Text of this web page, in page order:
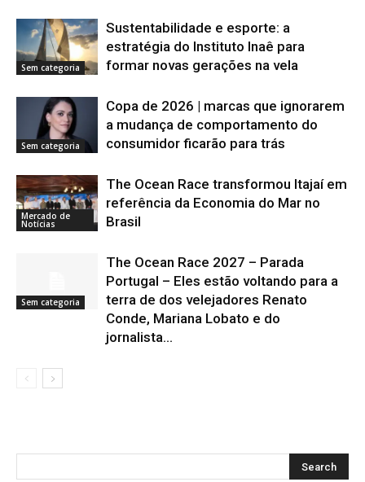
Sem categoria
Sustentabilidade e esporte: a
estratégia do Instituto Inaê para
formar novas gerações na vela
Sem categoria
Copa de 2026 | marcas que ignorarem
a mudança de comportamento do
consumidor ficarão para trás
Mercado de
Notícias
The Ocean Race transformou Itajaí em
referência da Economia do Mar no
Brasil
Sem categoria
The Ocean Race 2027 – Parada
Portugal – Eles estão voltando para a
terra de dos velejadores Renato
Conde, Mariana Lobato e do
jornalista...